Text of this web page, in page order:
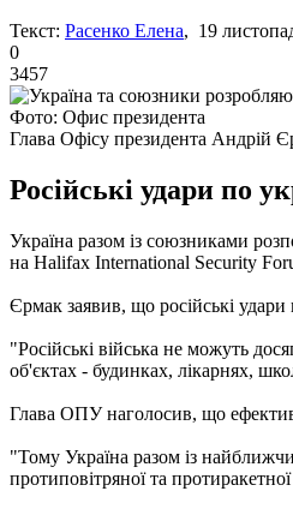
Текст: Расенко Елена, 19
0
3457
Фото: Офис президента
Глава Офісу президента Андрій
Російські удари по
Україна разом із союзниками
на Halifax International Security
Єрмак заявив, що російські
"Російські війська не можуть
об'єктах - будинках, лікарнях,
Глава ОПУ наголосив, що
"Тому Україна разом із
протиповітряної та